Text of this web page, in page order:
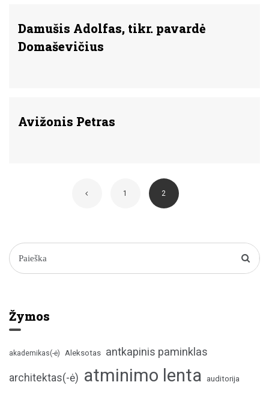
Damušis Adolfas, tikr. pavardė
Domaševičius
Avižonis Petras
1 2
Žymos
akademikas(-ė) Aleksotas antkapinis paminklas
architektas(-ė) atminimo lenta auditorija